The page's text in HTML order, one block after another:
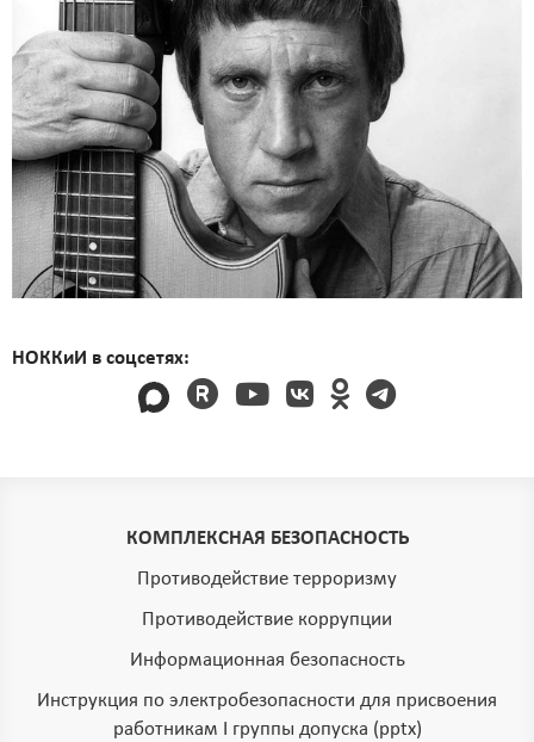
НОККиИ в соцсетях:
КОМПЛЕКСНАЯ БЕЗОПАСНОСТЬ
Противодействие терроризму
Противодействие коррупции
Информационная безопасность
Инструкция по электробезопасности для присвоения
работникам I группы допуска (pptx)